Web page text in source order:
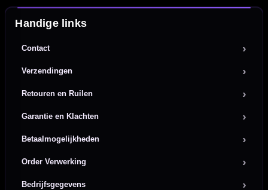
Handige links
Contact
Verzendingen
Retouren en Ruilen
Garantie en Klachten
Betaalmogelijkheden
Order Verwerking
Bedrijfsgegevens